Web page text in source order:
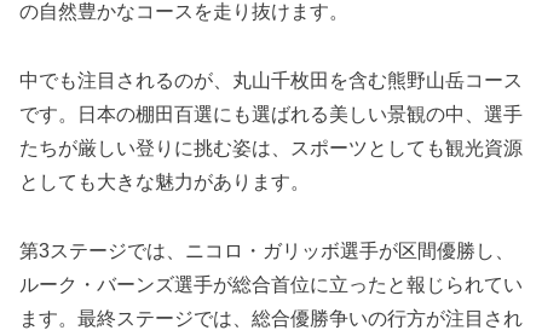
の自然豊かなコースを走り抜けます。
中でも注目されるのが、丸山千枚田を含む熊野山岳コース
です。日本の棚田百選にも選ばれる美しい景観の中、選手
たちが厳しい登りに挑む姿は、スポーツとしても観光資源
としても大きな魅力があります。
第3ステージでは、ニコロ・ガリッボ選手が区間優勝し、
ルーク・バーンズ選手が総合首位に立ったと報じられてい
ます。最終ステージでは、総合優勝争いの行方が注目され